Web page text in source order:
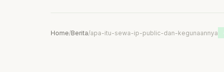
Home/Berita/apa-itu-sewa-ip-public-dan-kegunaannya